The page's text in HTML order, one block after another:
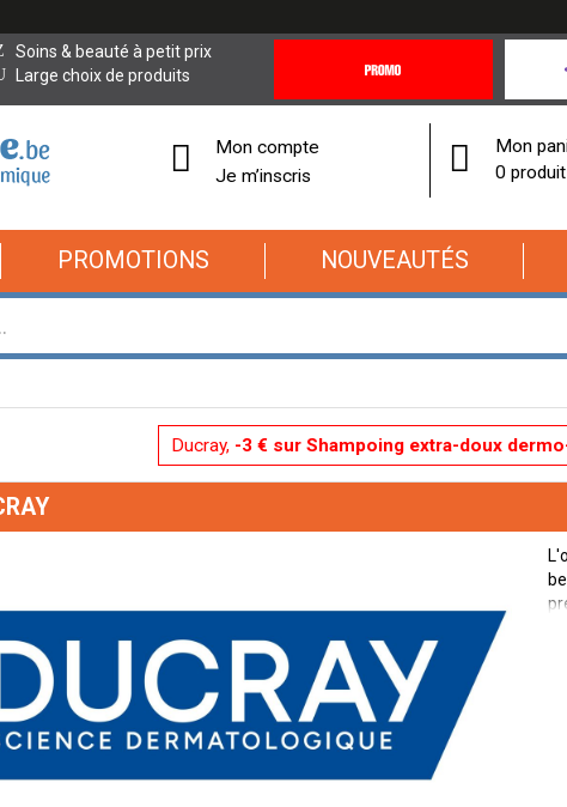
Soins & beauté à petit prix
Large choix de produits
Offres
Mon compte
Je m’inscris
Mon
0 produit
PROMOTIONS NOUVEAUTÉS
Ducray, -3 € sur Shampoing extra-doux